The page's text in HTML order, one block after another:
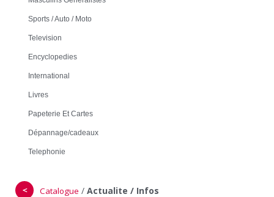
Sports / Auto / Moto
Television
Encyclopedies
International
Livres
Papeterie Et Cartes
Dépannage/cadeaux
Telephonie
＜ Catalogue / Actualite / Infos